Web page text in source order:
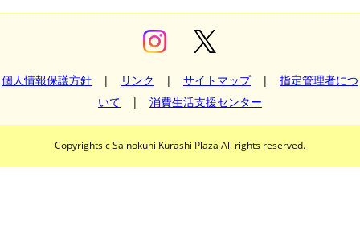
個人情報保護方針 | リンク | サイトマップ| 指定管理者につ
いて | 消費生活支援センター
Copyrights c Sainokuni Kurashi Plaza All rights reserved.